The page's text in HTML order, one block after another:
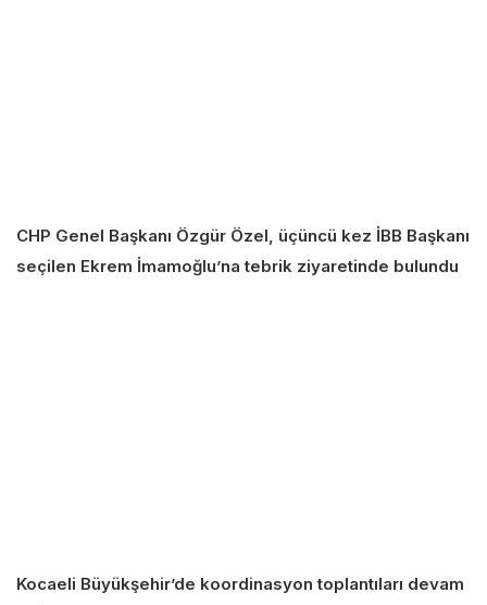
CHP Genel Başkanı Özgür Özel, üçüncü kez İBB Başkanı
seçilen Ekrem İmamoğlu’na tebrik ziyaretinde bulundu
Kocaeli Büyükşehir’de koordinasyon toplantıları devam